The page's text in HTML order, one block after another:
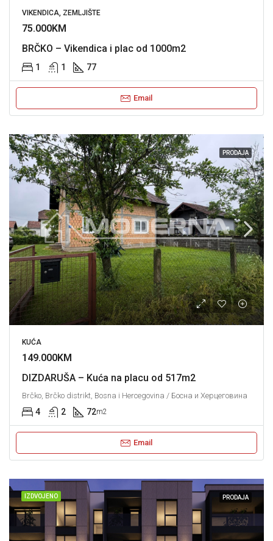
VIKENDICA, ZEMLJIŠTE
75.000KM
BRČKO – Vikendica i plac od 1000m2
1 1 77
Email
PRODAJA
KUĆA
149.000KM
DIZDARUŠA – Kuća na placu od 517m2
Brčko, Brčko distrikt, Bosna i Hercegovina / Босна и Херцеговина
4 2 72m2
Email
IZDVOJENO PRODAJA